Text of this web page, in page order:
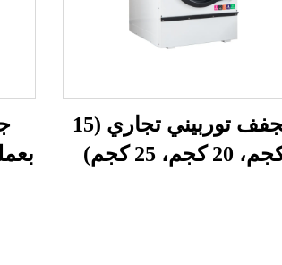
مجفف توربيني تجاري (15
20 كجم، 25 كجم)